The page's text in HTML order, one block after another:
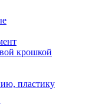
крошкой
пластику